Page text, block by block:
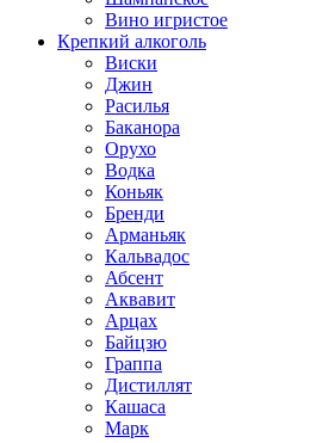
Вино игристое
Крепкий алкоголь
Виски
Джин
Расилья
Баканора
Орухо
Водка
Коньяк
Бренди
Арманьяк
Кальвадос
Абсент
Аквавит
Арцах
Байцзю
Граппа
Дистиллят
Кашаса
Марк